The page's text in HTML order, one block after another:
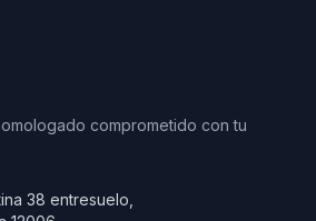
de Tecni Estudio
comprometido con tu
38 entresuelo,